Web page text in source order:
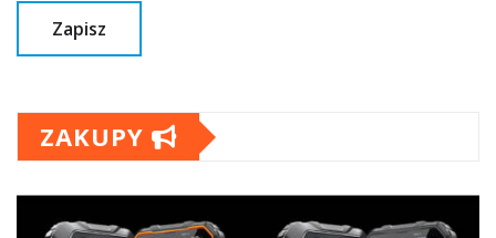
ZAKUPY